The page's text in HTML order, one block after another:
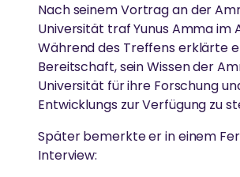
Nach seinem Vortrag an der
Universität traf Yunus Amma im
Während des Treffens erklärte
Bereitschaft, sein Wissen der
Universität für ihre Forschung
Entwicklungs zur Verfügung zu
Später bemerkte er in einem
Interview: